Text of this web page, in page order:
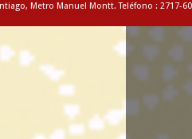
Metro Manuel Montt. Teléfono : 2717-